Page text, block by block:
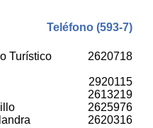
Turístico
2620718
2920115
2613219
2625976
2620316
Teléfono (593-7)